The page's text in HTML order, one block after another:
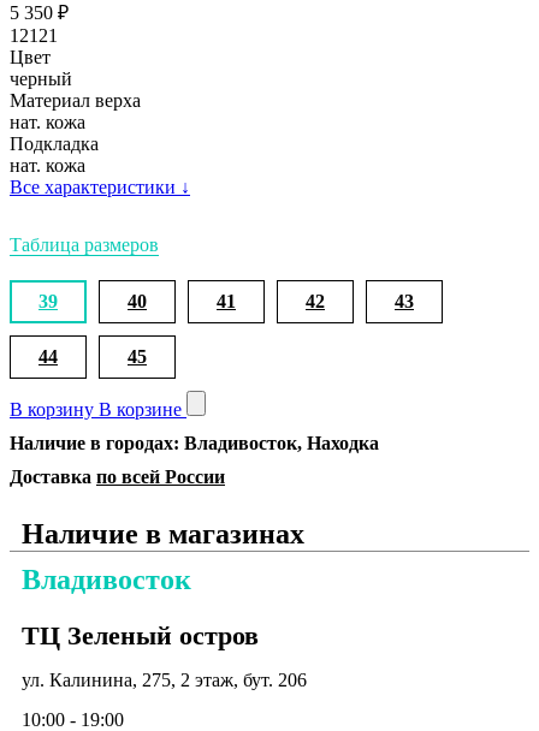
5 350 ₽
12121
Цвет
черный
Материал верха
нат. кожа
Подкладка
нат. кожа
Все характеристики ↓
Таблица размеров
39 40 41 42 43
44 45
В корзину В корзине
Наличие в городах: Владивосток, Находка
Доставка по всей России
Наличие в магазинах
Владивосток
ТЦ Зеленый остров
ул. Калинина, 275, 2 этаж, бут. 206
10:00 - 19:00